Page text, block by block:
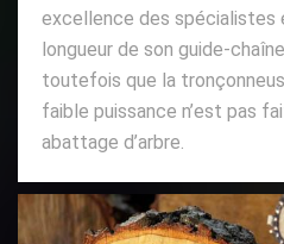
excellence des spécialistes
longueur de son guide-
toutefois que la
faible puissance n’est pas
abattage d’arbre.